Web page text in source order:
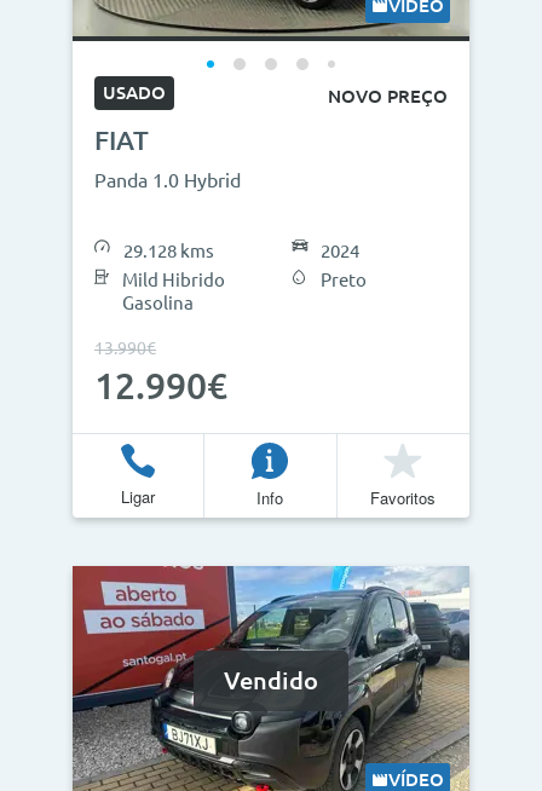
VÍDEO
USADO NOVO PREÇO
FIAT
Panda 1.0 Hybrid
29.128 kms
Mild Hibrido
Gasolina
2024
Preto
13.990€
12.990€
Ligar Info Favoritos
Vendido
VÍDEO